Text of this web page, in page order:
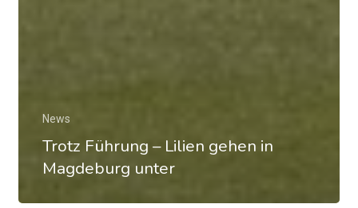
News
Trotz Führung – Lilien gehen in
Magdeburg unter